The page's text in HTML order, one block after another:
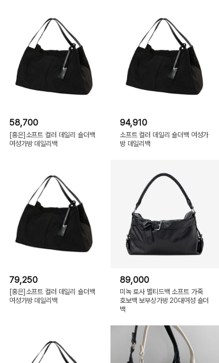
58,700
[홍은]소프트 컬러 데일리 숄더백
여성가방 데일리백
94,910
소프트 컬러 데일리 숄더백 여성가
방 데일리백
79,250
[홍은]소프트 컬러 데일리 숄더백
여성가방 데일리백
89,000
미녹 로사 벨티드백 소프트 가죽
호보백 보부상가방 20대여성 숄더
백